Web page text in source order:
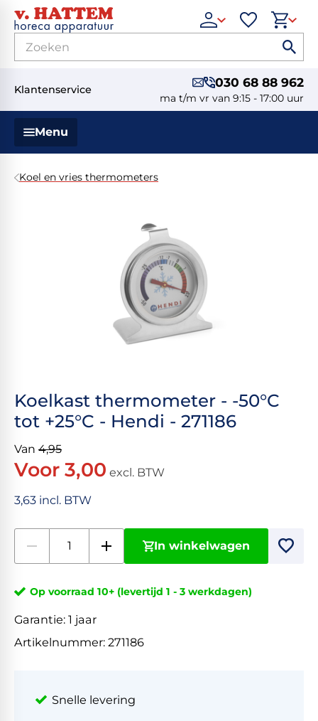
Klantenservice 030 68 88 962
ma t/m vr van 9:15 - 17:00 uur
Menu
Koel en vries thermometers
Koelkast thermometer - -50°C
tot +25°C - Hendi - 271186
Van 4,95
Voor 3,00 excl. BTW
3,63 incl. BTW
In winkelwagen
Op voorraad 10+ (levertijd 1 - 3 werkdagen)
Garantie: 1 jaar
Artikelnummer: 271186
Snelle levering